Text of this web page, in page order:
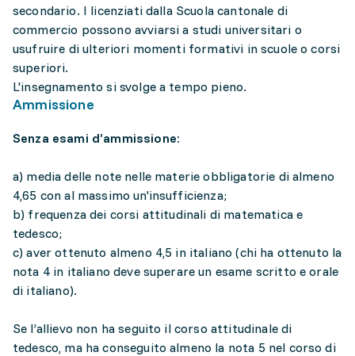
secondario. I licenziati dalla Scuola cantonale di
commercio possono avviarsi a studi universitari o
usufruire di ulteriori momenti formativi in scuole o corsi
superiori.
L'insegnamento si svolge a tempo pieno.
Ammissione
Senza esami d’ammissione:
a) media delle note nelle materie obbligatorie di almeno
4,65 con al massimo un'insufficienza;
b) frequenza dei corsi attitudinali di matematica e
tedesco;
c) aver ottenuto almeno 4,5 in italiano (chi ha ottenuto la
nota 4 in italiano deve superare un esame scritto e orale
di italiano).
Se l’allievo non ha seguito il corso attitudinale di
tedesco, ma ha conseguito almeno la nota 5 nel corso di